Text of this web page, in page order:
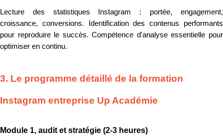
Lecture des statistiques Instagram : portée, engagement,
croissance, conversions. Identification des contenus performants
pour reproduire le succès. Compétence d'analyse essentielle pour
optimiser en continu.
3. Le programme détaillé de la formation
Instagram entreprise Up Académie
Module 1, audit et stratégie (2-3 heures)